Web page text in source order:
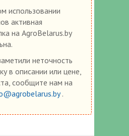
использовании
активная
на AgroBelarus.by
неточность
в описании или цене,
сообщите нам на
.